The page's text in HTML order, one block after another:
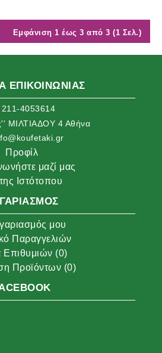
Εμφάνιση 1 έως 3 από 3 (1 Σελ.)
ΕΠΙΚΟΙΝΩΝΙΑΣ
211-4053614
ΜΙΛΤΙΑΔΟΥ 4 Αθήνα
Προφίλ
μαζί μας
Ιστότοπου
μου
Παραγγελιών
Επιθυμιών (0)
Προϊόντων (0)